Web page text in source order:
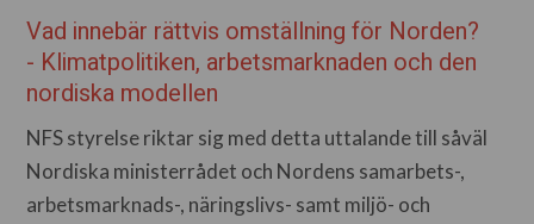
Vad innebär rättvis omställning för Norden?
- Klimatpolitiken, arbetsmarknaden och den
nordiska modellen
NFS styrelse riktar sig med detta uttalande till såväl
Nordiska ministerrådet och Nordens samarbets-,
arbetsmarknads-, näringslivs- samt miljö- och